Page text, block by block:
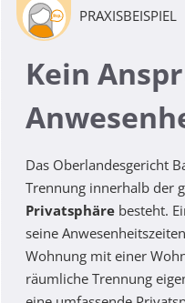
PRAXISBEISPIEL
Kein
Das Oberlandesgericht
Trennung innerhalb der
Privatsphäre besteht.
seine
Wohnung mit einer
räumliche Trennung